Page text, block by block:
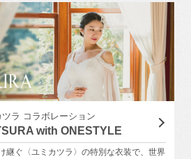
ツラ コラボレーション
with ONESTYLE
継ぐ〈ユミカツラ〉の特別な衣装で、世界